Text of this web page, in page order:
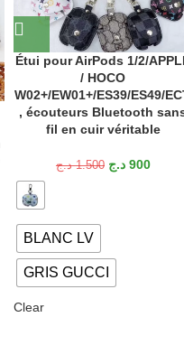
Étui pour AirPods 1/2/
/ HOCO
W02+/EW01+/ES39/ES49/
, écouteurs Bluetooth
fil en cuir véritable
1.500 د.ج 900 د.ج
BLANC LV
GRIS GUCCI
Clear